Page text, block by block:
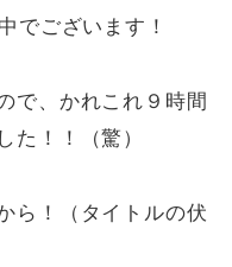
でございます！
で、かれこれ９時間
た！！（驚）
ら！（タイトルの伏